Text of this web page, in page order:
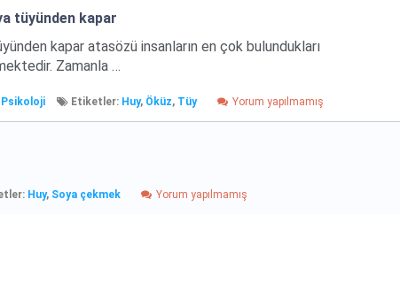
tüyünden kapar
kapar atasözü insanların en çok bulundukları
Zamanla …
Psikoloji Etiketler: Huy, Öküz, Tüy Yorum yapılmamış
Huy, Soya çekmek Yorum yapılmamış